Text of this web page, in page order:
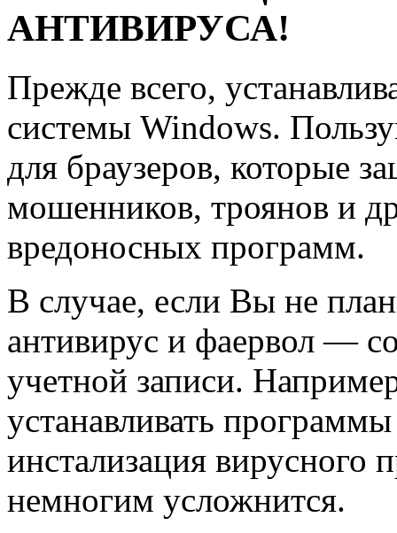
АНТИВИРУСА!
Прежде всего,
системы Windows.
для браузеров, которые
мошенников, троянов и
вредоносных программ.
В случае, если Вы не
антивирус и фаервол —
учетной записи.
устанавливать
инстализация вирусного
немногим усложнится.